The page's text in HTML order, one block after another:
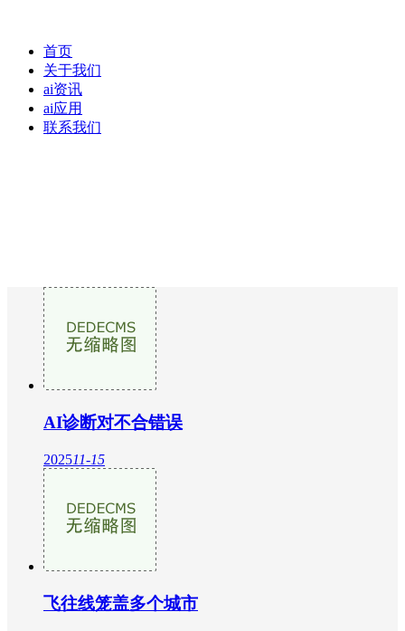
首页
关于我们
ai资讯
ai应用
联系我们
AI诊断对不合错误
202511-15
飞往线笼盖多个城市